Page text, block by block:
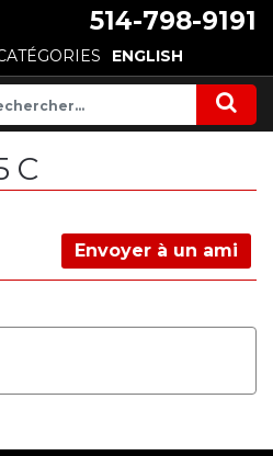
514-798-9191
ENGLISH
C
Envoyer à un ami